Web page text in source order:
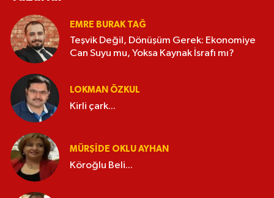
EMRE BURAK TAĞ
Teşvik Değil, Dönüşüm Gerek: Ekonomiye
Can Suyu mu, Yoksa Kaynak İsrafı mı?
LOKMAN ÖZKUL
Kirli çark...
MÜRŞIDE OKLU AYHAN
Köroğlu Beli...